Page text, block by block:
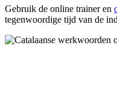
Gebruik de online trainer en
tegenwoordige tijd van de